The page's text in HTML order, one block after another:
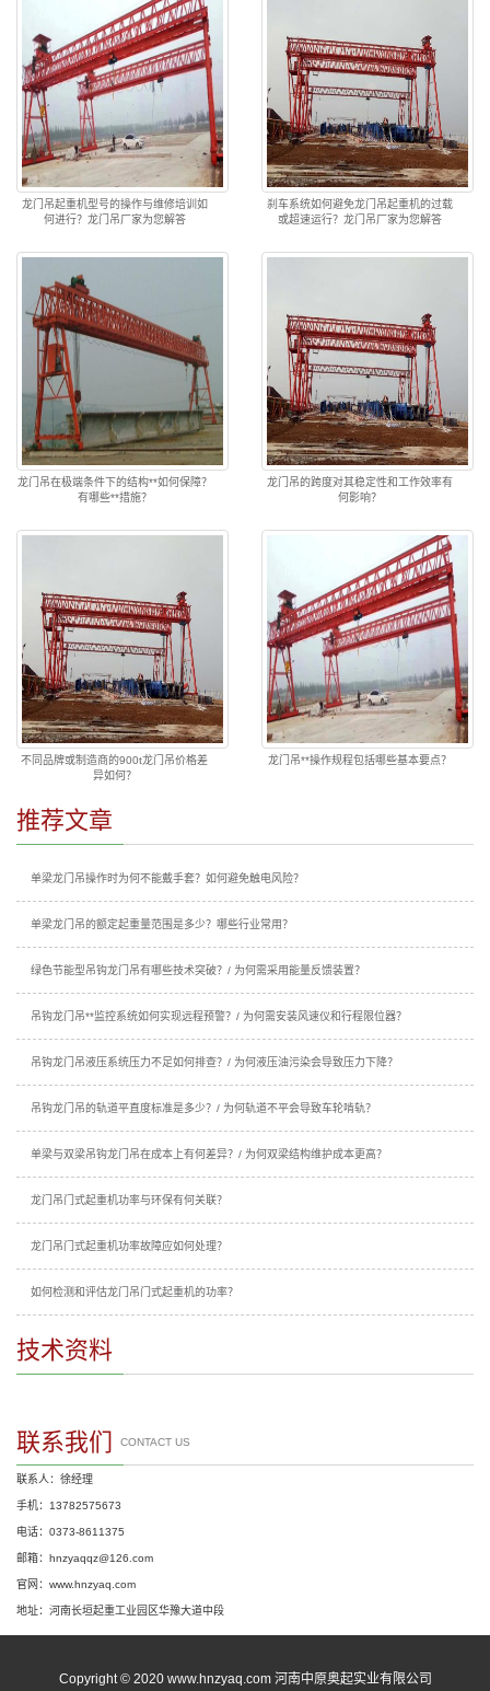
龙门吊起重机型号的操作与维修培训如
何进行？龙门吊厂家为您解答
刹车系统如何避免龙门吊起重机的过载
或超速运行？龙门吊厂家为您解答
龙门吊在极端条件下的结构**如何保障？
有哪些**措施？
龙门吊的跨度对其稳定性和工作效率有
何影响？
不同品牌或制造商的900t龙门吊价格差
异如何？
龙门吊**操作规程包括哪些基本要点？
推荐文章
单梁龙门吊操作时为何不能戴手套？如何避免触电风险？
单梁龙门吊的额定起重量范围是多少？哪些行业常用？
绿色节能型吊钩龙门吊有哪些技术突破？/ 为何需采用能量反馈装置？
吊钩龙门吊**监控系统如何实现远程预警？/ 为何需安装风速仪和行程限位器？
吊钩龙门吊液压系统压力不足如何排查？/ 为何液压油污染会导致压力下降？
吊钩龙门吊的轨道平直度标准是多少？/ 为何轨道不平会导致车轮啃轨？
单梁与双梁吊钩龙门吊在成本上有何差异？/ 为何双梁结构维护成本更高？
龙门吊门式起重机功率与环保有何关联？
龙门吊门式起重机功率故障应如何处理？
如何检测和评估龙门吊门式起重机的功率？
技术资料
联系我们 CONTACT US
联系人：徐经理
手机：13782575673
电话：0373-8611375
邮箱：hnzyaqqz@126.com
官网：www.hnzyaq.com
地址：河南长垣起重工业园区华豫大道中段
Copyright © 2020 www.hnzyaq.com 河南中原奥起实业有限公司